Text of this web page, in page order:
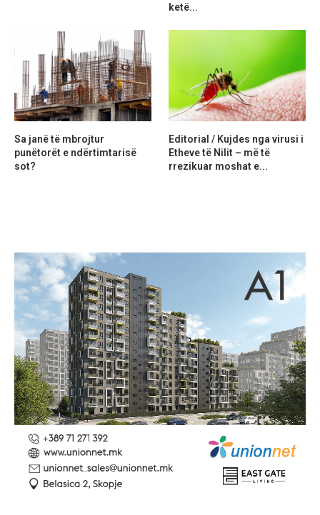
ketë...
Sa janë të mbrojtur
punëtorët e ndërtimtarisë
sot?
Editorial / Kujdes nga virusi i
Etheve të Nilit – më të
rrezikuar moshat e...